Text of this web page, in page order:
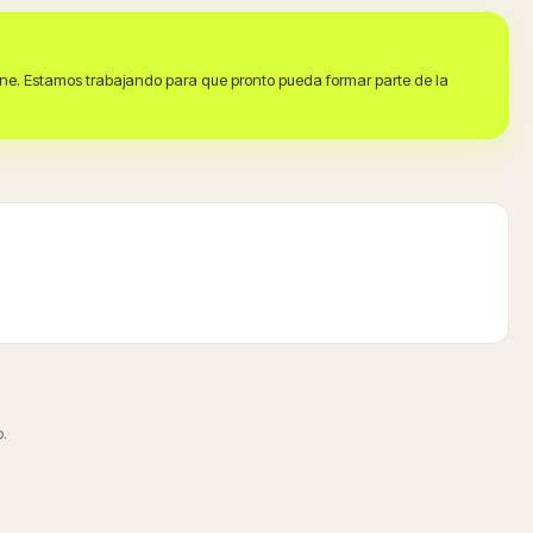
Estamos trabajando para que pronto pueda formar parte de la